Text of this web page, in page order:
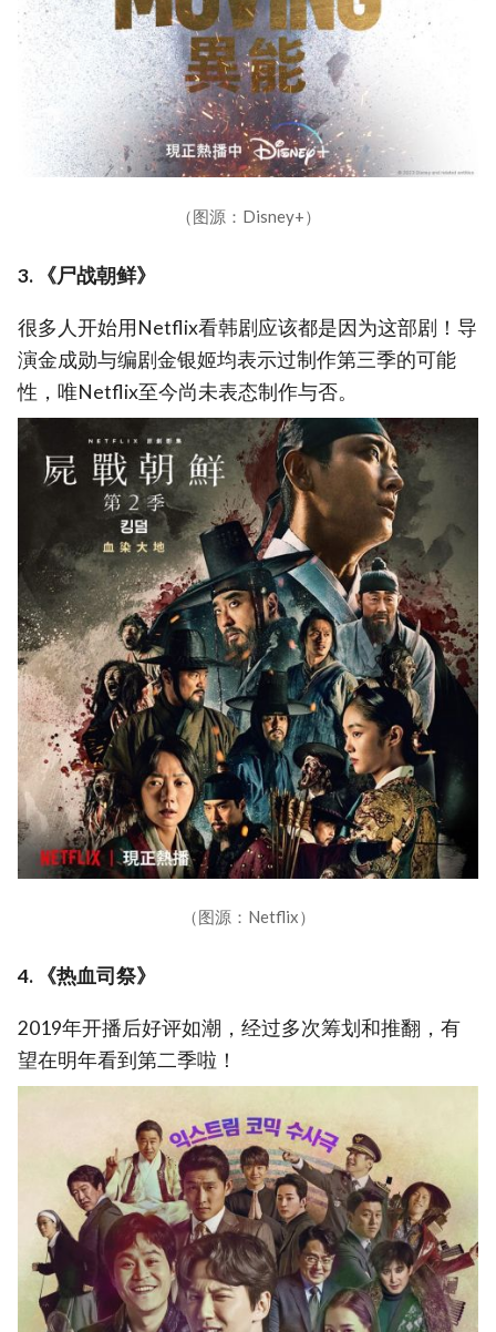
（图源：Disney+）
3. 《尸战朝鲜》
很多人开始用Netflix看韩剧应该都是因为这部剧！导
演金成勋与编剧金银姬均表示过制作第三季的可能
性，唯Netflix至今尚未表态制作与否。
（图源：Netflix）
4. 《热血司祭》
2019年开播后好评如潮，经过多次筹划和推翻，有
望在明年看到第二季啦！